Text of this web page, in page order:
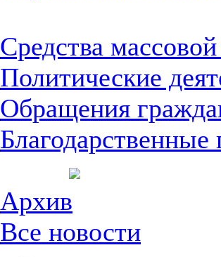
Средства
Политические
Обращения
Благодарственные
Архив
Все новости